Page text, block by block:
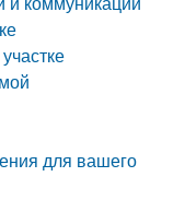
для вашего